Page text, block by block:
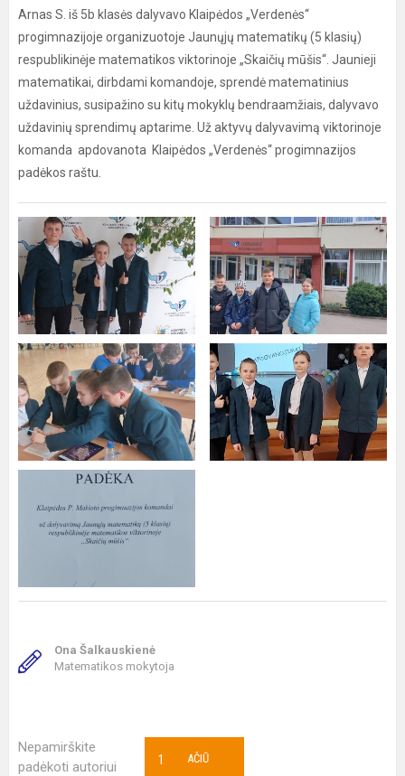
Arnas S. iš 5b klasės dalyvavo Klaipėdos „Verdenės“
progimnazijoje organizuotoje Jaunųjų matematikų (5 klasių)
respublikinėje matematikos viktorinoje „Skaičių mūšis“. Jaunieji
matematikai, dirbdami komandoje, sprendė matematinius
uždavinius, susipažino su kitų mokyklų bendraamžiais, dalyvavo
uždavinių sprendimų aptarime. Už aktyvų dalyvavimą viktorinoje
komanda apdovanota Klaipėdos „Verdenės“ progimnazijos
padėkos raštu.
Ona Šalkauskienė
Matematikos mokytoja
Nepamirškite
padėkoti autoriui
AČIŪ
1